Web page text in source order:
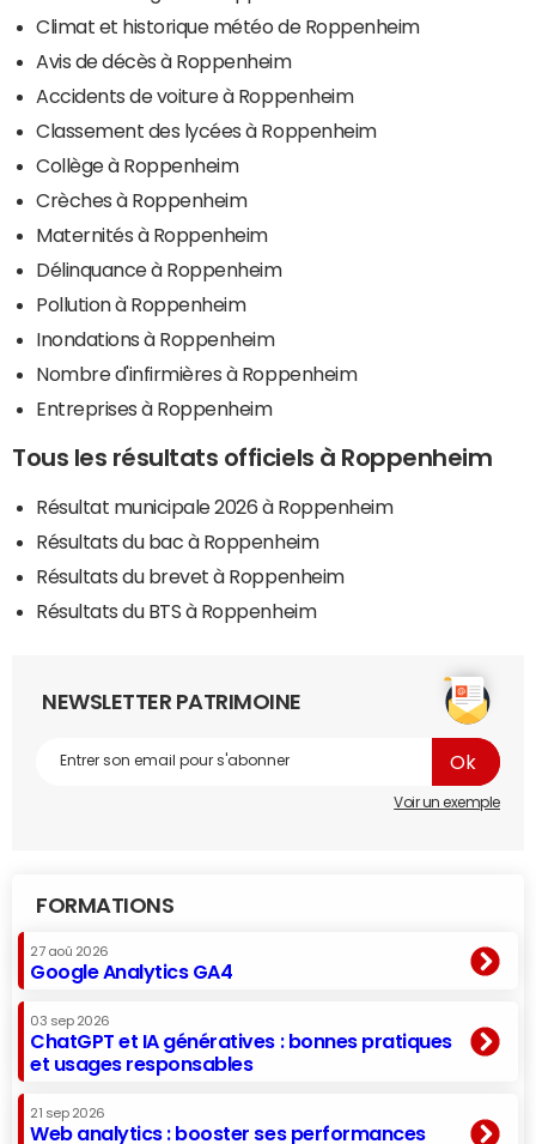
Climat et historique météo de Roppenheim
Avis de décès à Roppenheim
Accidents de voiture à Roppenheim
Classement des lycées à Roppenheim
Collège à Roppenheim
Crèches à Roppenheim
Maternités à Roppenheim
Délinquance à Roppenheim
Pollution à Roppenheim
Inondations à Roppenheim
Nombre d'infirmières à Roppenheim
Entreprises à Roppenheim
Tous les résultats officiels à Roppenheim
Résultat municipale 2026 à Roppenheim
Résultats du bac à Roppenheim
Résultats du brevet à Roppenheim
Résultats du BTS à Roppenheim
NEWSLETTER PATRIMOINE
Voir un exemple
FORMATIONS
27 aoû 2026
Google Analytics GA4
03 sep 2026
ChatGPT et IA génératives : bonnes pratiques
et usages responsables
21 sep 2026
Web analytics : booster ses performances